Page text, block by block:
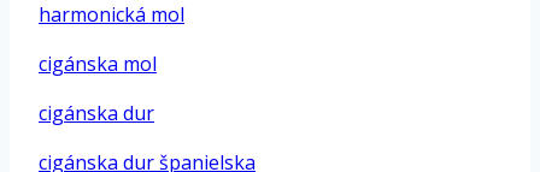
harmonická mol
cigánska mol
cigánska dur
cigánska dur španielska